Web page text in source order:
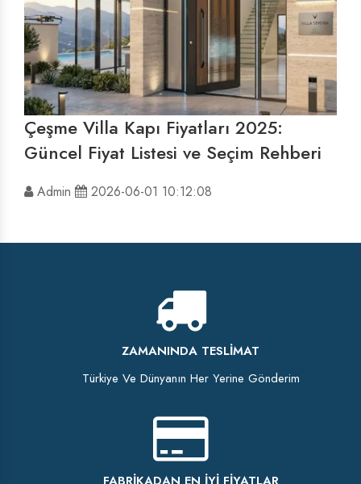
Çeşme Villa Kapı Fiyatları 2025:
Güncel Fiyat Listesi ve Seçim Rehberi
Admin 2026-06-01 10:12:08
ZAMANINDA TESLIMAT
Türkiye Ve Dünyanın Her Yerine Gönderim